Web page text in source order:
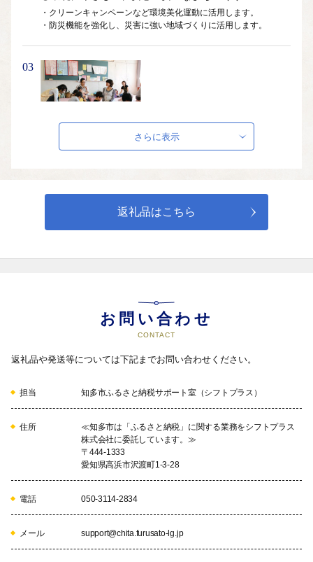
必要情報を記載の上返送してください。
《ワンストップ特例申請書送付先》
〒444-1333
愛知県高浜市沢渡町一丁目3番28
≪お問い合わせ先≫
MAIL：support@chita.furusato-lg.jp
・クリーンキャンペーンなど環境美化運動に活用します。
・防災機能を強化し、災害に強い地域づくりに活用します。
03
③支え合い、健やかであたたかいまちづくり
・障がい者、高齢者福祉の推進に活用します。
・地域資源を生かした観光振興に活用します。
・商工業の活性化、農業後継者の育成などに活用します。
05
⑤緑につつまれ、安全で快適な住みやすいまちづくり
・道路や公園など都市施設の整備に活用します。
・緑と花にあふれる緑化の推進に活用します。
06
さらに表示
返礼品はこちら
お問い合わせ
CONTACT
返礼品や発送等については下記までお問い合わせください。
担当 知多市ふるさと納税サポート室（シフトプラス）
住所
≪知多市は「ふるさと納税」に関する業務をシフトプラス
株式会社に委託しています。≫
〒444-1333
愛知県高浜市沢渡町1-3-28
電話 050-3114-2834
メール support@chita.furusato-lg.jp